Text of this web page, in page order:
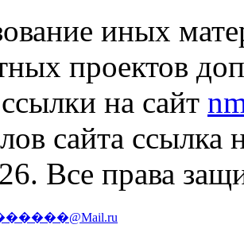
иных
проектов
на сайт
сайта ссылка
Все права